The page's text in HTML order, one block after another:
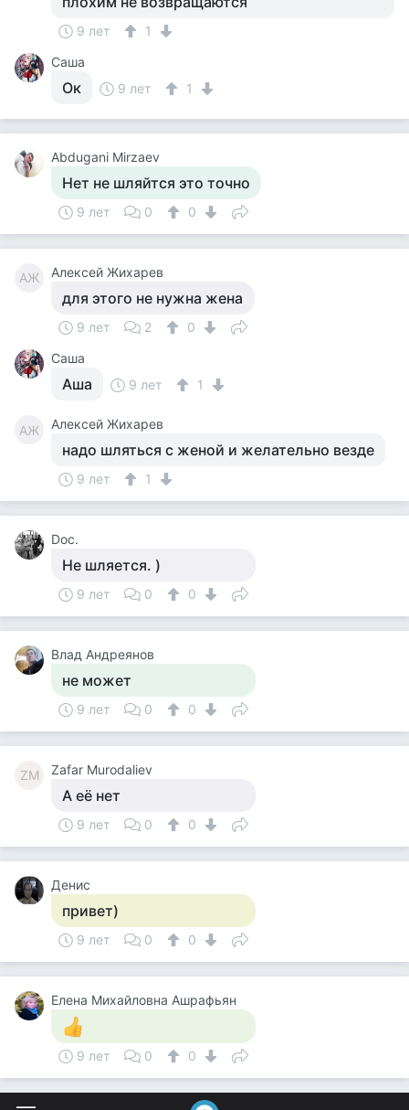
9 лет
1
Саша
Ок 9 лет 1
Abdugani Mirzaev
Нет не шляйтся это точно
9 лет 0 0
АЖ Алексей Жихарев
для этого не нужна жена
9 лет 2
0
Саша
Аша 9 лет 1
АЖ Алексей Жихарев
надо шляться с женой и желательно везде
9 лет 1
Doc.
Не шляется. )
9 лет 0 0
Влад Андреянов
не может
9 лет 0 0
ZM Zafar Murodaliev
А её нет
9 лет 0 0
Денис
привет)
9 лет 0 0
Елена Михайловна Ашрафьян
9 лет 0 0